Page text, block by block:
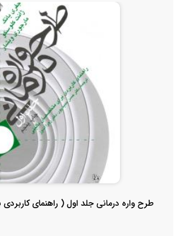
طرح واره درمانی جلد اول ( راهنمای